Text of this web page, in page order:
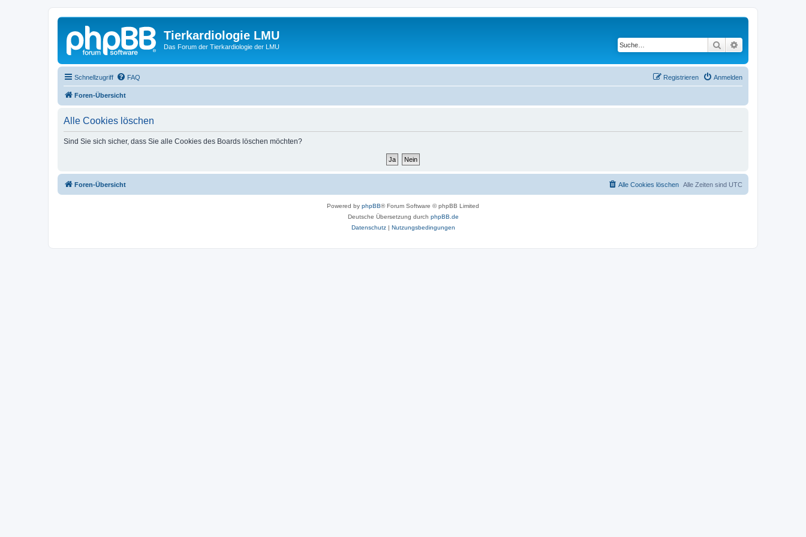
Tierkardiologie LMU
Das Forum der Tierkardiologie der LMU Suche
Schnellzugriff FAQ Anmelden
Registrieren
Foren-Übersicht
Alle Cookies löschen
Sind Sie sich sicher, dass Sie alle Cookies des Boards löschen möchten?
Foren-Übersicht Alle Zeiten sind UTC
Alle Cookies löschen
Powered by phpBB® Forum Software © phpBB Limited
Deutsche Übersetzung durch phpBB.de
Datenschutz| Nutzungsbedingungen